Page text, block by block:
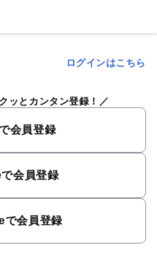
ログインはこちら
ッとカンタン登録！
会員登録
会員登録
で会員登録